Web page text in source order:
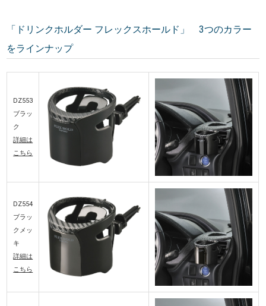
「ドリンクホルダー フレックスホールド」 3つのカラー
をラインナップ
DZ553
ブラッ
ク
詳細は
こちら
DZ554
ブラッ
クメッ
キ
詳細は
こちら